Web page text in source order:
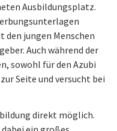
Ausbildungsplatz.
jungen Menschen
Auch während der
sowohl für den Azubi
Seite und versucht bei
direkt möglich.